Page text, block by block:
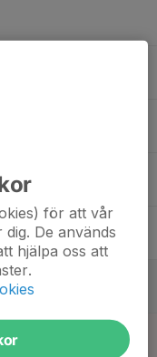
för att vår
De används
hjälpa oss att